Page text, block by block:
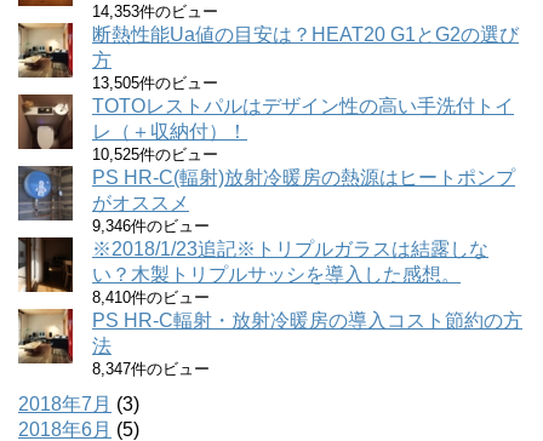
14,353件のビュー
断熱性能Ua値の目安は？HEAT20 G1とG2の選び
方
13,505件のビュー
TOTOレストパルはデザイン性の高い手洗付トイ
レ（＋収納付）！
10,525件のビュー
PS HR-C(輻射)放射冷暖房の熱源はヒートポンプ
がオススメ
9,346件のビュー
※2018/1/23追記※トリプルガラスは結露しな
い？木製トリプルサッシを導入した感想。
8,410件のビュー
PS HR-C輻射・放射冷暖房の導入コスト節約の方
法
8,347件のビュー
2018年7月 (3)
2018年6月 (5)